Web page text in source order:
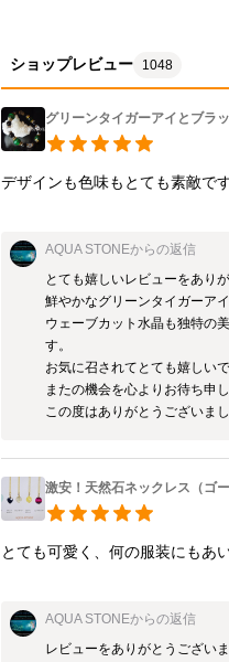
ショップレビュー 1048
グリーンタイガーアイとブラ
デザインも色味もとても素敵で
AQUA STONEからの返信
とても嬉しいレビューをあり
鮮やかなグリーンタイガーア
ウェーブカット水晶も独特の
す。
お気に召されてとても嬉しいで
またの機会を心よりお待ち申し
この度はありがとうございまし
激安！天然石ネックレス（ゴ
とても可愛く、何の服装にもあ
AQUA STONEからの返信
レビューをありがとうござい